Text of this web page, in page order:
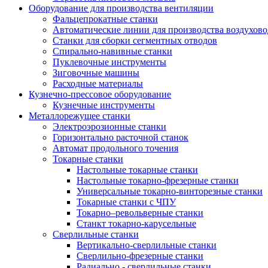
Оборудование для производства вентиляции
Фальцепрокатные станки
Автоматические линии для производства
Станки для сборки сегментных отводов
Спирально-навивные станки
Пуклевочные инструменты
Зиговочные машины
Расходные материалы
Кузнечно-прессовое оборудование
Кузнечные инструменты
Металлорежущее станки
Электроэрозионные станки
Горизонтально расточной станок
Автомат продольного точения
Токарные станки
Настольные токарные станки
Настольные токарно-фрезерные станки
Универсальные токарно-винторезные станки
Токарные станки с ЧПУ
Токарно–револьверные станки
Станкт токарно-карусельные
Сверлильные станки
Вертикально-сверлильные станки
Сверлильно-фрезерные станки